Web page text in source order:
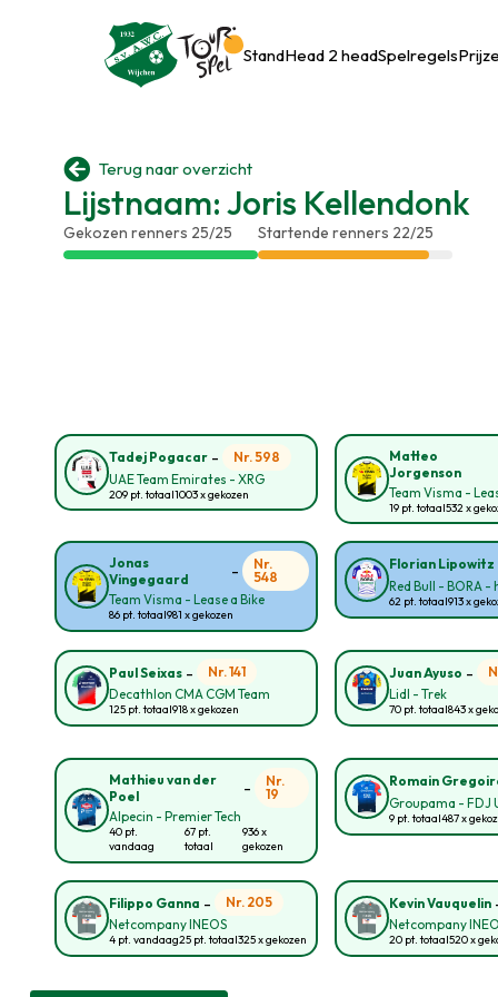
StandHead 2 headSpelregels
 Terug naar overzicht
Lijstnaam: Joris Kellendonk
Gekozen renners 25/25 Startende renners 22/25
Tadej Pogacar -
Nr. 598
UAE Team Emirates - XRG
209 pt. totaal1003 x gekozen
Matteo
Jorgenson
Team Visma -
19 pt. totaal532 x
Jonas
Vingegaard
-
Nr.
548
Team Visma - Lease a Bike
86 pt. totaal981 x gekozen
Florian Lipowitz
Red Bull - BORA
62 pt. totaal913 x
Paul Seixas -
Nr. 141
Decathlon CMA CGM Team
125 pt. totaal918 x gekozen
Juan Ayuso -
Lidl - Trek
70 pt. totaal843 x
Mathieu van der
Poel
-
Nr.
19
Alpecin - Premier Tech
40 pt.
vandaag
67 pt.
totaal
936 x
gekozen
Romain
Groupama - FDJ
9 pt. totaal487 x
Filippo Ganna -
Nr. 205
Netcompany INEOS
4 pt. vandaag25 pt. totaal325 x gekozen
Kevin Vauquelin
Netcompany
20 pt. totaal520 x